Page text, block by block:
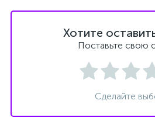
Хотите
Поставьте свою
Сделайте